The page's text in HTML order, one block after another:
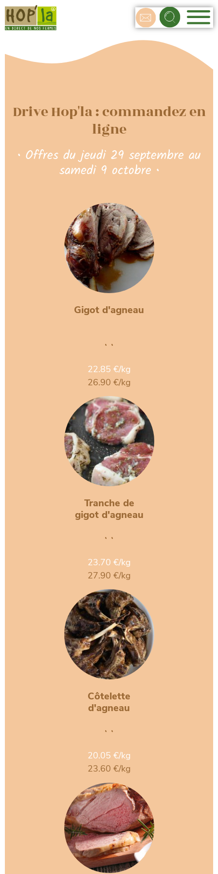
Drive Hop'la : commandez en
ligne
• Offres du jeudi 29 septembre au
samedi 9 octobre •
Gigot d'agneau
• •
22.85 €/kg
26.90 €/kg
Tranche de
gigot d'agneau
• •
23.70 €/kg
27.90 €/kg
Côtelette
d'agneau
• •
20.05 €/kg
23.60 €/kg